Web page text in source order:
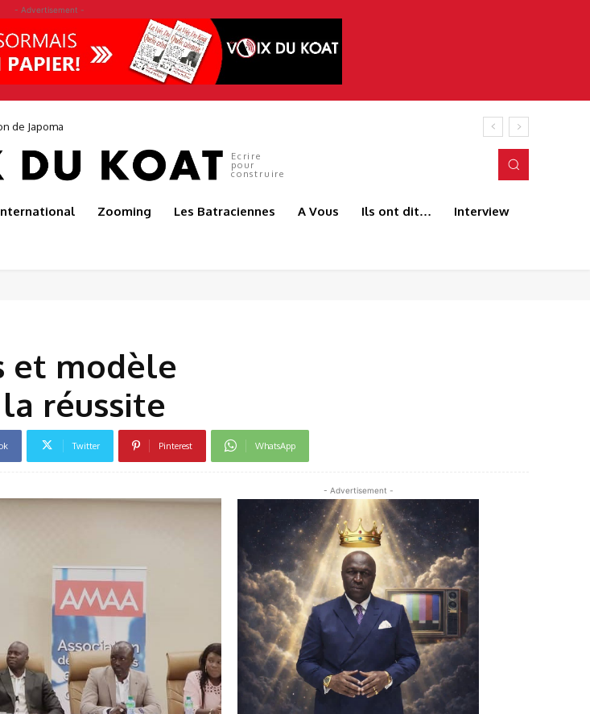
- Advertisement -
Japomagénération d’entrepreneurs avec ANDJEUN
Ecrire
pour
construire
Zooming Les Batraciennes A Vous Ils ont dit… Interview
et modèle
réussite
Twitter Pinterest WhatsApp
- Advertisement -